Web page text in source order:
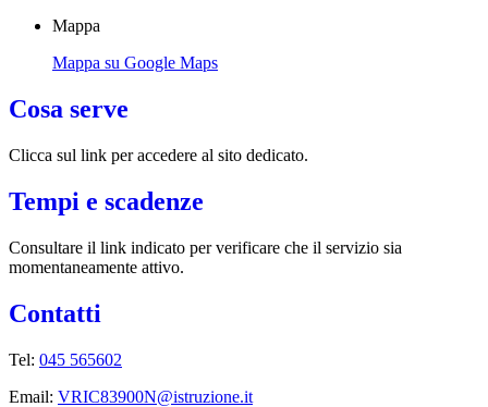
Mappa
Mappa su Google Maps
Cosa serve
Clicca sul link per accedere al sito dedicato.
Tempi e scadenze
Consultare il link indicato per verificare che il servizio sia
momentaneamente attivo.
Contatti
Tel: 045 565602
Email: VRIC83900N@istruzione.it